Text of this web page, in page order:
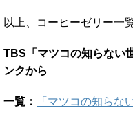
以上、コーヒーゼリー一
TBS「マツコの知らない
ンクから
一覧： 「マツコの知らな